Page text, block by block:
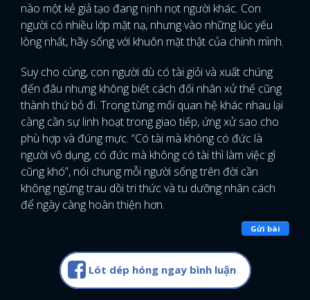
x
ĐĂNG NHẬP
nào một kẻ giả tạo đang nịnh nọt người khác. Con
người có nhiều lớp mặt nạ, nhưng vào những lúc yếu
lòng nhất, hãy sống với khuôn mặt thật của chính mình.
Suy cho cùng, con người dù có tài giỏi và xuất chúng
đến đâu nhưng không biết cách đối nhân xử thế cũng
thành thứ bỏ đi. Trong từng mối quan hệ khác nhau lại
càng cần sự linh hoạt trong giao tiếp, ứng xử sao cho
phù hợp và đúng mực. “Có tài mà không có đức là
người vô dụng, có đức mà không có tài thì làm việc gì
cũng khó”, nói chung mỗi người sống trên đời cần
không ngừng trau dồi tri thức và tu dưỡng nhân cách
để ngày càng hoàn thiện hơn.
Gửi bài
Lót dép hóng ngay bình luận